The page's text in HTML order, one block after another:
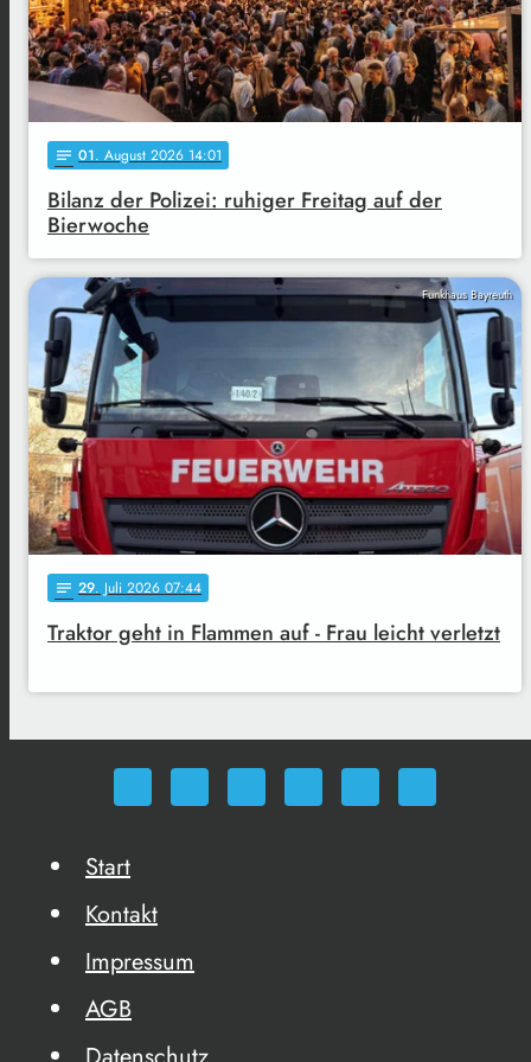
notes 01. August 2026 14:01
Bilanz der Polizei: ruhiger Freitag auf der
Bierwoche
Funkhaus Bayreuth
notes 29. Juli 2026 07:44
Traktor geht in Flammen auf - Frau leicht verletzt
Start
Kontakt
Impressum
AGB